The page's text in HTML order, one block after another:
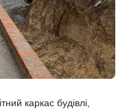
каркас будівлі,